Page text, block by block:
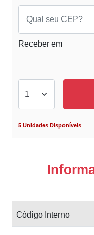
Receber em
5 Unidades Disponíveis
Código Interno